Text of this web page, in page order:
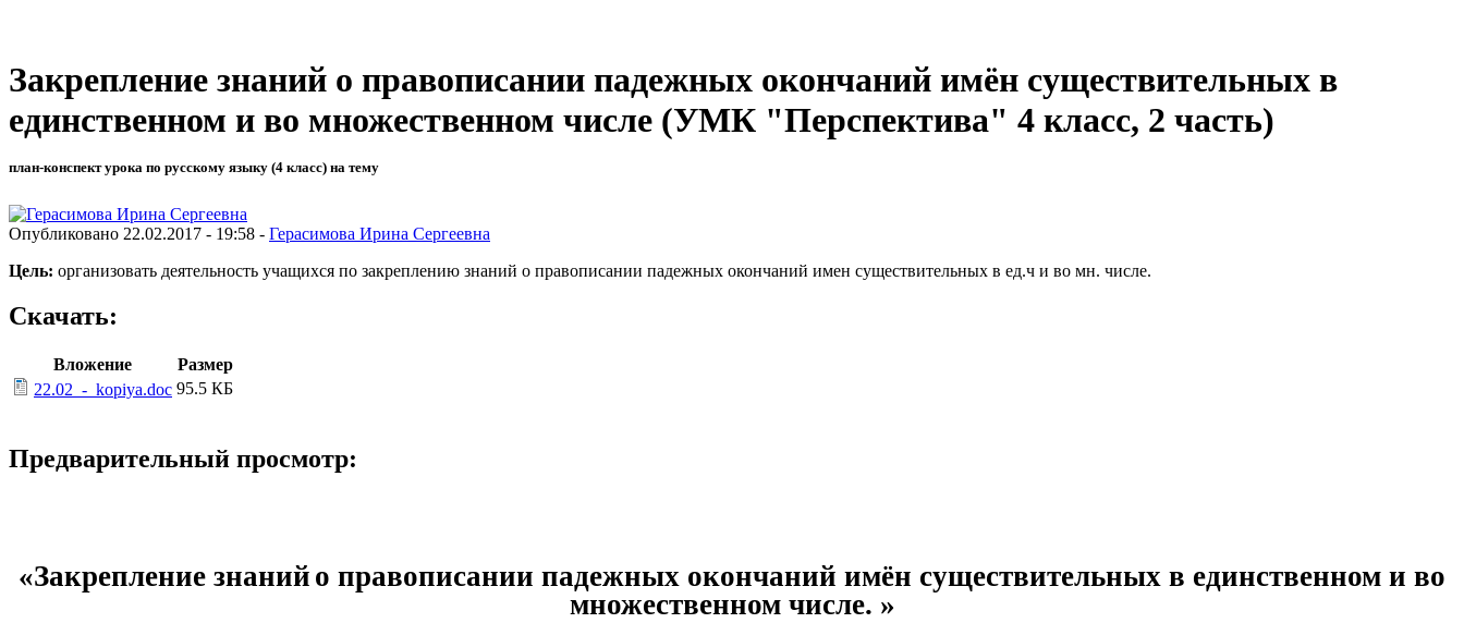
Закрепление знаний о правописании падежных окончаний имён существительных в
единственном и во множественном числе (УМК "Перспектива" 4 класс, 2 часть)
план-конспект урока по русскому языку (4 класс) на тему
Опубликовано 22.02.2017 - 19:58 - Герасимова Ирина Сергеевна
Цель: организовать деятельность учащихся по закреплению знаний о правописании падежных окончаний имен существительных в ед.ч и во мн. числе.
Скачать:
Вложение
Размер
22.02_-_kopiya.doc 95.5 КБ
Предварительный просмотр:
«Закрепление знаний о правописании падежных окончаний имён существительных в единственном и во
множественном числе. »